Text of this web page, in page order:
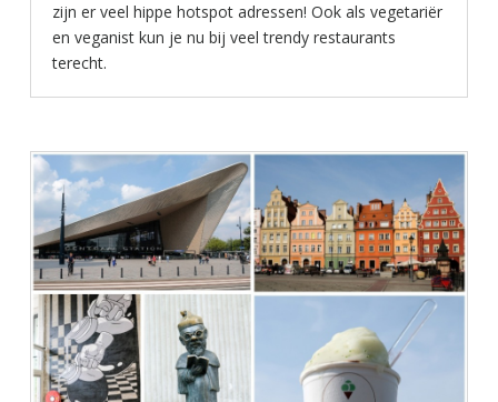
zijn er veel hippe hotspot adressen! Ook als vegetariër
en veganist kun je nu bij veel trendy restaurants
terecht.